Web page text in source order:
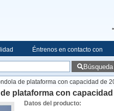
Éntrenos en contacto con
Búsqueda
de plataforma con capacidad de
plataforma con capacidad
Datos del producto: